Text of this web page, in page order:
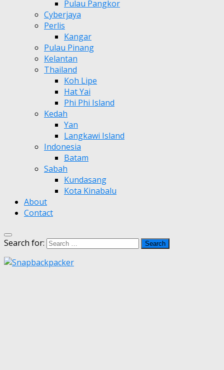
Pulau Pangkor
Cyberjaya
Perlis
Kangar
Pulau Pinang
Kelantan
Thailand
Koh Lipe
Hat Yai
Phi Phi Island
Kedah
Yan
Langkawi Island
Indonesia
Batam
Sabah
Kundasang
Kota Kinabalu
About
Contact
Search for: